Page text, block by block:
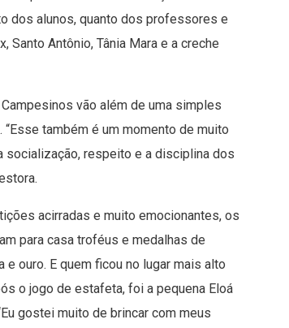
dos alunos, quanto dos professores e
Santo Antônio, Tânia Mara e a creche
vão além de uma simples
também é um momento de muito
socialização, respeito e a disciplina dos
acirradas e muito emocionantes, os
para casa troféus e medalhas de
e ouro. E quem ficou no lugar mais alto
o jogo de estafeta, foi a pequena Eloá
gostei muito de brincar com meus